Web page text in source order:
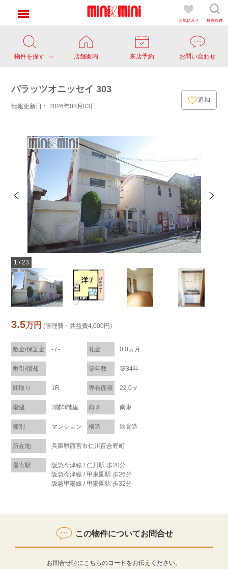
お気に入り 検索条件
物件を探す 店舗案内 来店予約 お問い合わせ
パラッツオニッセイ 303
情報更新日： 2026年08月03日
追加
1 /23
3.5万円 (管理費・共益費4,000円)
敷金/保証金 - / - 礼金 0.0ヵ月
敷引/償却 - 築年数 築34年
間取り 1R 専有面積 22.0㎡
階建 3階/3階建 向き 南東
種別 マンション 構造 鉄骨造
所在地 兵庫県西宮市仁川百合野町
最寄駅
阪急今津線 / 仁川駅 歩20分
阪急今津線 / 甲東園駅 歩26分
阪急甲陽線 / 甲陽園駅 歩32分
この物件についてお問合せ
お問合せ時にこちらのコードをお伝えください。